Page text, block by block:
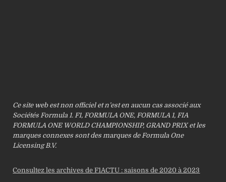
Ce site web est non officiel et n’est en aucun cas associé aux
Sociétés Formula 1. F1, FORMULA ONE, FORMULA 1, FIA
FORMULA ONE WORLD CHAMPIONSHIP, GRAND PRIX et les
marques connexes sont des marques de Formula One
Licensing B.V.
Consultez les archives de F1ACTU : saisons de 2020 à 2023